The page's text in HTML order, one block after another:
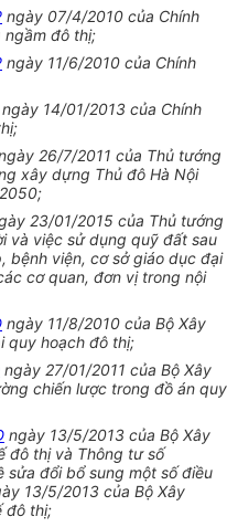
ngày 07/4/2010 của Chính
ngầm đô thị;
ngày 11/6/2010 của Chính
ngày 14/01/2013 của Chính
26/7/2011 của Thủ tướng
xây dựng Thủ đô Hà Nội
23/01/2015 của Thủ tướng
và việc sử dụng quỹ đất sau
bệnh viện, cơ sở giáo dục đại
cơ quan, đơn vị trong nội
ngày 11/8/2010 của Bộ Xây
quy hoạch đô thị;
ngày 27/01/2011 của Bộ Xây
chiến lược trong đồ án quy
ngày 13/5/2013 của Bộ Xây
đô thị và Thông tư số
sửa đổi bổ sung một số điều
13/5/2013 của Bộ Xây
đô thị;